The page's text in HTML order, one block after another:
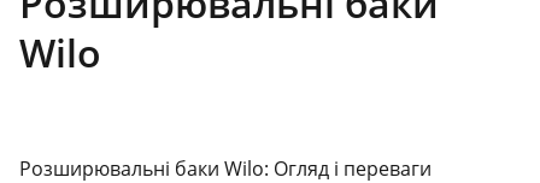
Wilo
Розширювальні баки Wilo: Огляд і переваги